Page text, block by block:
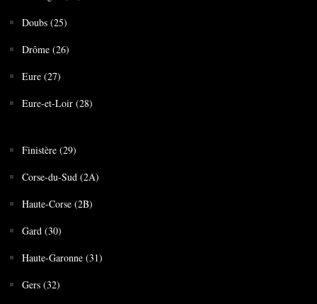
Doubs (25)
Drôme (26)
Eure (27)
Eure-et-Loir (28)
Finistère (29)
Corse-du-Sud (2A)
Haute-Corse (2B)
Gard (30)
Haute-Garonne (31)
Gers (32)